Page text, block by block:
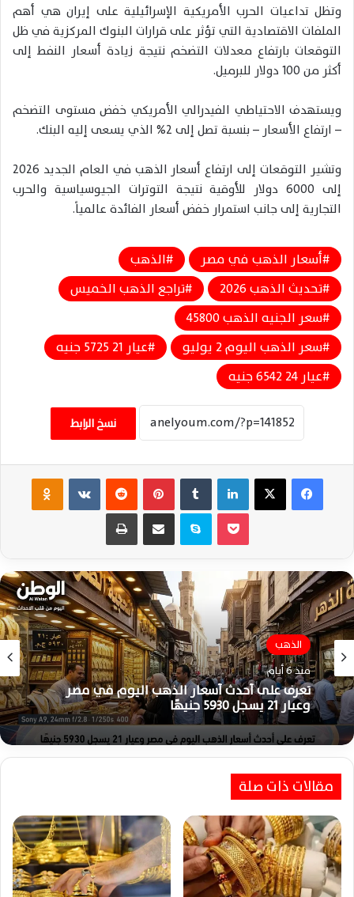
وتظل تداعيات الحرب الأمريكية الإسرائيلية على إيران هي أهم
الملفات الاقتصادية التي تؤثر على قرارات البنوك المركزية في ظل
التوقعات بارتفاع معدلات التضخم نتيجة زيادة أسعار النفط إلى
أكثر من 100 دولار للبرميل.
ويستهدف الاحتياطي الفيدرالي الأمريكي خفض مستوى التضخم
– ارتفاع الأسعار – بنسبة تصل إلى 2% الذي يسعى إليه البنك.
وتشير التوقعات إلى ارتفاع أسعار الذهب في العام الجديد 2026
إلى 6000 دولار للأوقية نتيجة التوترات الجيوسياسية والحرب
التجارية إلى جانب استمرار خفض أسعار الفائدة عالمياً.
أسعار الذهب في مصر
الذهب
تحديث الذهب 2026
تراجع الذهب الخميس
سعر الجنيه الذهب 45800
سعر الذهب اليوم 2 يوليو
عيار 21 5725 جنيه
عيار 24 6542 جنيه
نسخ الرابط
فيسبوك ‫X لينكدإن بينتيريست ‏VKontakte
سكايب مشاركة عبر البريد طباعة
الذهب
منذ 6 أيام
تعرف على أحدث أسعار الذهب اليوم في مصر
وعيار 21 يسجل 5930 جنيهًا
مقالات ذات صلة